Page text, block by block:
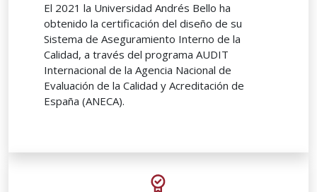
El 2021 la Universidad Andrés Bello ha
obtenido la certificación del diseño de su
Sistema de Aseguramiento Interno de la
Calidad, a través del programa AUDIT
Internacional de la Agencia Nacional de
Evaluación de la Calidad y Acreditación de
España (ANECA).